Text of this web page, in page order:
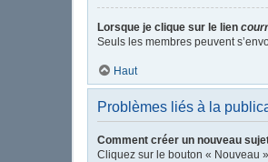
Lorsque je clique sur le lien
Seuls les membres peuvent
Haut
Problèmes liés à la
Comment créer un nouveau
Cliquez sur le bouton « Nouveau